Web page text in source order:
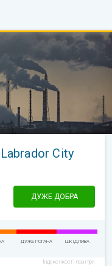
City
ДУЖЕ ДОБРА
ДУЖЕ ПОГАНА ШКІДЛИВА
Індекс якості повітря